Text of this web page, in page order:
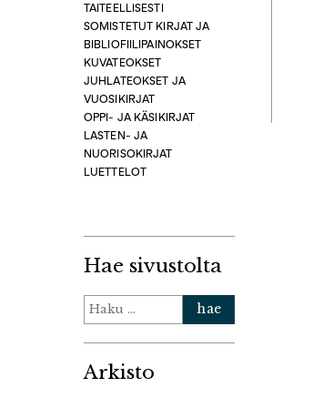
TAITEELLISESTI
SOMISTETUT KIRJAT JA
BIBLIOFIILIPAINOKSET
KUVATEOKSET
JUHLATEOKSET JA
VUOSIKIRJAT
OPPI- JA KÄSIKIRJAT
LASTEN- JA
NUORISOKIRJAT
LUETTELOT
Hae sivustolta
Haku:
Arkisto